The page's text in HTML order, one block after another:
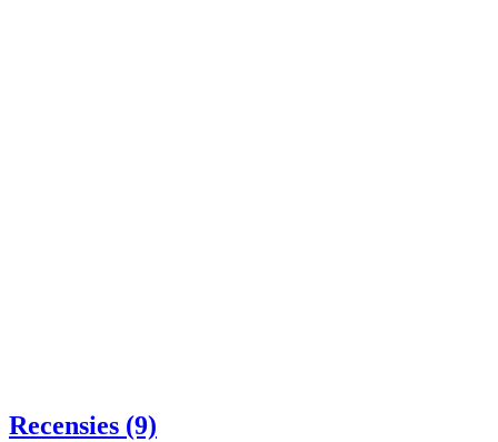
Recensies (9)